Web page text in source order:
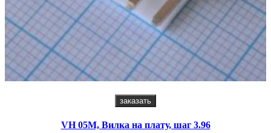
заказать
VH 05M, Вилка на плату, шаг 3.96